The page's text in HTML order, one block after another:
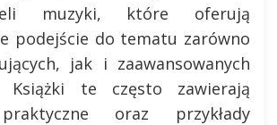
muzyki, które oferują
podejście do tematu zarówno
jak i zaawansowanych
Książki te często zawierają
oraz przykłady